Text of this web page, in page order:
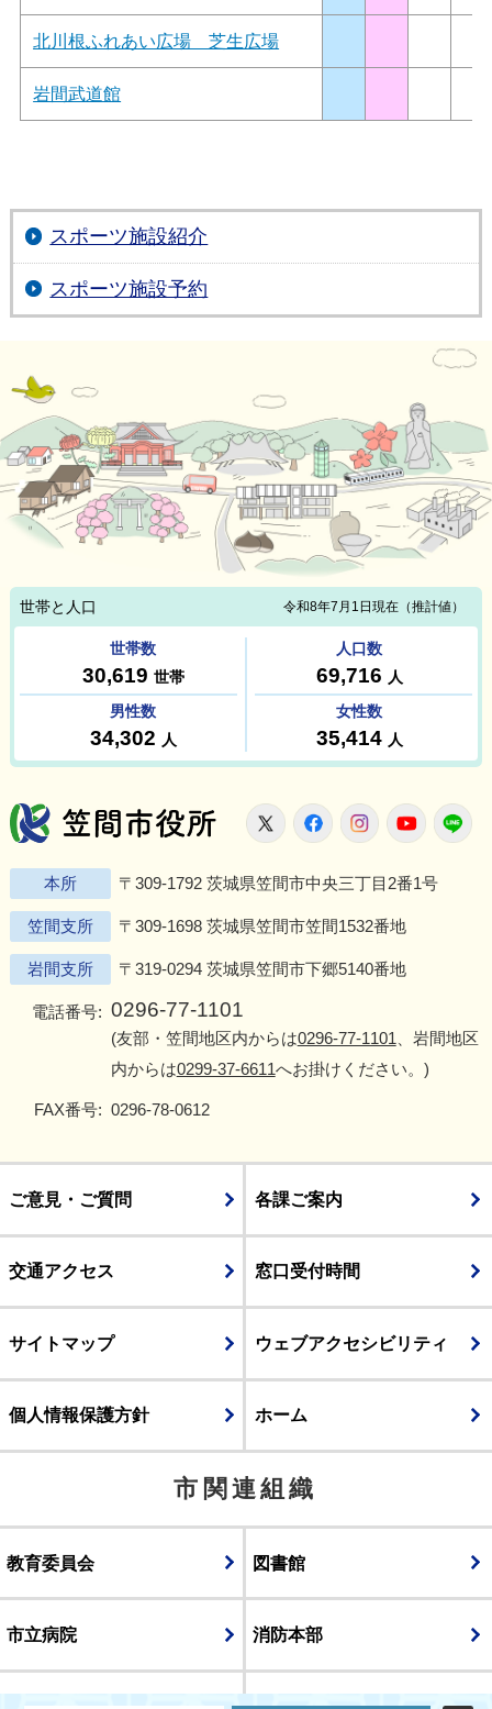
北川根ふれあい広場 芝生広場
岩間武道館
スポーツ施設紹介
スポーツ施設予約
笠間市役所
X FacebookInstagram
本所 〒309-1792 茨城県笠間市中央三丁目2番1号
笠間支所 〒309-1698 茨城県笠間市笠間1532番地
岩間支所 〒319-0294 茨城県笠間市下郷5140番地
電話番号: 0296-77-1101
(友部・笠間地区内からは0296-77-1101 、岩間地区
内からは0299-37-6611へお掛けください。)
FAX番号: 0296-78-0612
ご意見・ご質問 各課ご案内
交通アクセス 窓口受付時間
サイトマップ ウェブアクセシビリティ
個人情報保護方針 ホーム
市関連組織
教育委員会 図書館
市立病院 消防本部